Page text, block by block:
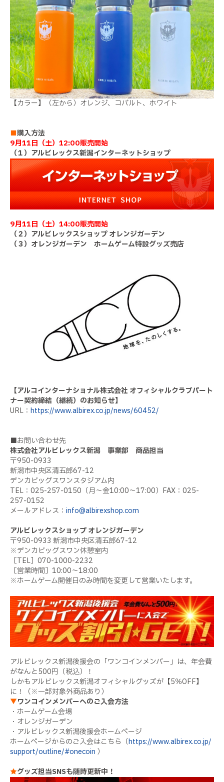
【カラー】（左から）オレンジ、コバルト、ホワイト
■購入方法
9月11日（土）12:00販売開始
（１）アルビレックス新潟インターネットショップ
9月11日（土）14:00販売開始
（２）アルビレックスショップ オレンジガーデン
（３）オレンジガーデン ホームゲーム特設グッズ売店
【アルコインターナショナル株式会社 オフィシャルクラブパート
ナー契約締結（継続）のお知らせ】
URL： https://www.albirex.co.jp/news/60452/
■お問い合わせ先
株式会社アルビレックス新潟 事業部 商品担当
〒950-0933
新潟市中央区清五郎67-12
デンカビッグスワンスタジアム内
TEL：025-257-0150（月～金10:00～17:00）FAX：025-
257-0152
メールアドレス： info@albirexshop.com
アルビレックスショップ オレンジガーデン
〒950-0933 新潟市中央区清五郎67-12
※デンカビッグスワン休憩室内
［TEL］070-1000-2232
［営業時間］10:00～18:00
※ホームゲーム開催日のみ時間を変更して営業いたします。
アルビレックス新潟後援会の「ワンコインメンバー」は、年会費
がなんと500円（税込）！
しかもアルビレックス新潟オフィシャルグッズが【5％OFF】
に！（※一部対象外商品あり）
▼ワンコインメンバーへのご入会方法
・ホームゲーム会場
・オレンジガーデン
・アルビレックス新潟後援会ホームページ
ホームページからのご入会はこちら（https://www.albirex.co.jp/
support/outline/#onecoin ）
★グッズ担当SNSも随時更新中！